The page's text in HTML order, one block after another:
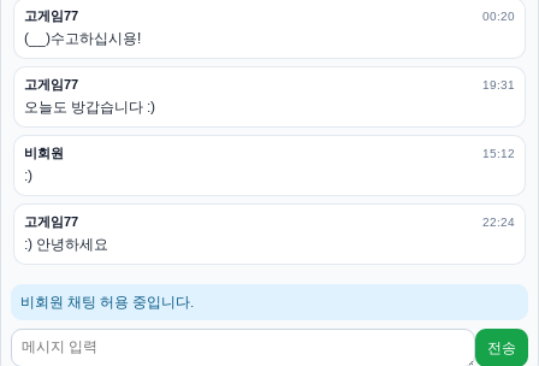
고게임77 00:20
(__)수고하십시용!
고게임77 19:31
오늘도 방갑습니다 :)
비회원 15:12
:)
고게임77 22:24
:) 안녕하세요
비회원 채팅 허용 중입니다.
전송